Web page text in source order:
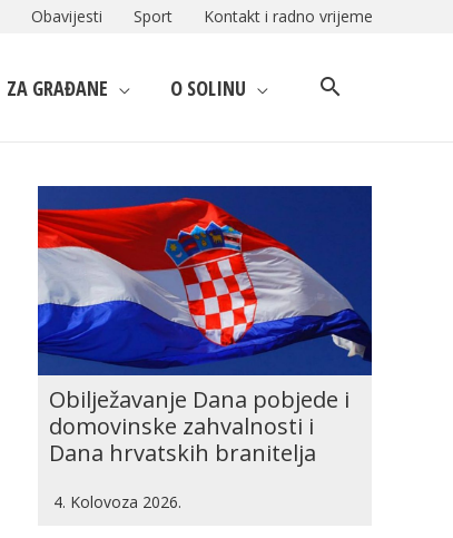
Obavijesti Sport Kontakt i radno vrijeme
ZA GRAĐANE O SOLINU
Obilježavanje Dana pobjede i
domovinske zahvalnosti i
Dana hrvatskih branitelja
4. Kolovoza 2026.